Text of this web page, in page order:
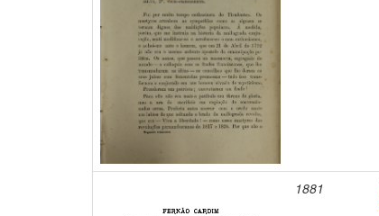
1881